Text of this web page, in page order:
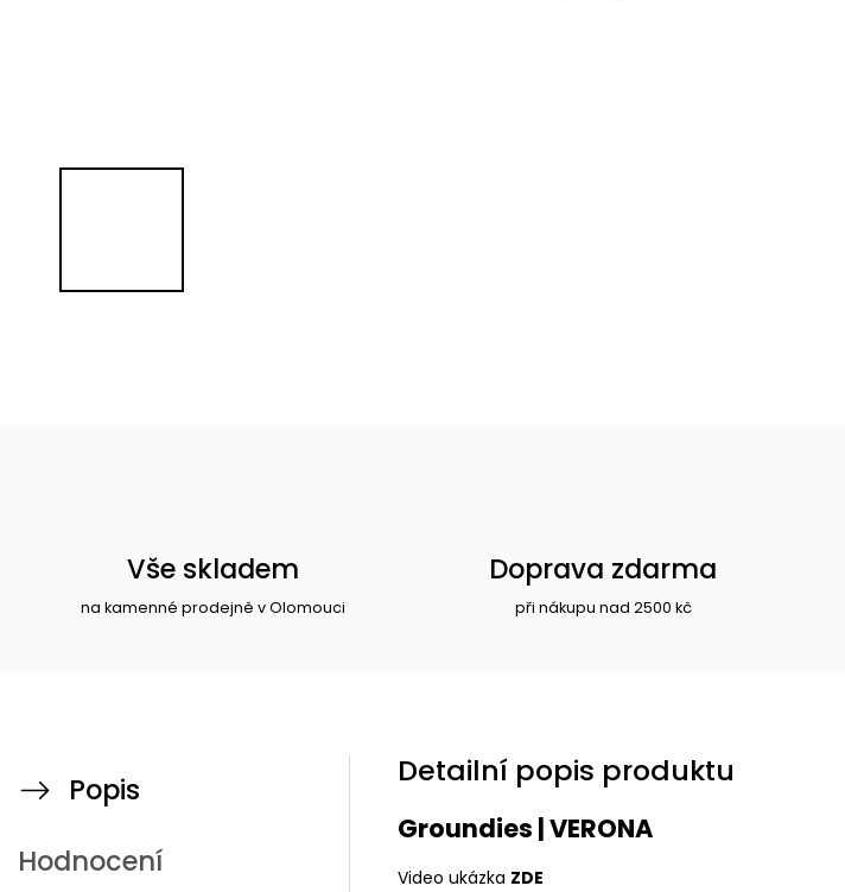
Vše skladem
na kamenné prodejně v Olomouci
Doprava zdarma
při nákupu nad 2500 kč
Popis
Hodnocení
Detailní popis produktu
Groundies | VERONA
Video ukázka ZDE